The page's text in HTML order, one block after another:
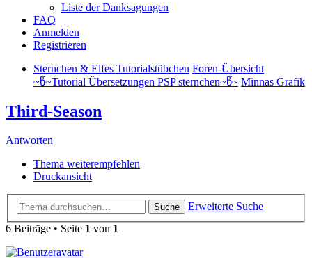
Liste der Danksagungen
FAQ
Anmelden
Registrieren
Sternchen & Elfes Tutorialstübchen Foren-Übersicht
~წ~Tutorial Übersetzungen PSP sternchen~წ~ Minnas Grafik
Third-Season
Antworten
Thema weiterempfehlen
Druckansicht
Suche
Erweiterte Suche
6 Beiträge • Seite 1 von 1